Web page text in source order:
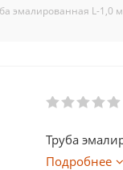
эмалированная L-1,0
Труба
Подробнее